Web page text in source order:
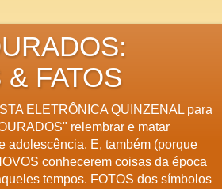
FATOS
ELETRÔNICA QUINZENAL para
relembrar e matar
adolescência. E, também (porque
conhecerem coisas da época
tempos. FOTOS dos símbolos